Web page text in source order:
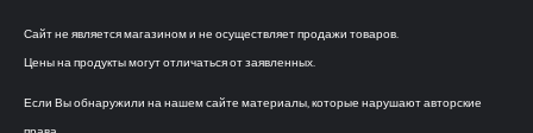
Сайт не является магазином и не осуществляет продажи товаров.
Цены на продукты могут отличаться от заявленных.
Если Вы обнаружили на нашем сайте материалы, которые нарушают авторские